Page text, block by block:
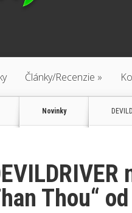
Články/Recenzie »
Novinky
Thou“